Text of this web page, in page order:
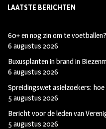
LAATSTE BERICHTEN
60+ en nog zin om te
6 augustus 2026
Buxusplanten in brand in
6 augustus 2026
Spreidingswet asielzoekers:
5 augustus 2026
Bericht voor de leden van
5 augustus 2026